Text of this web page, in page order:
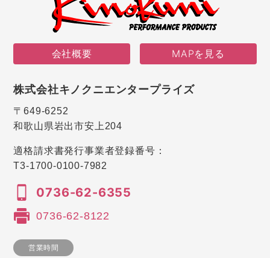
会社概要 MAPを見る
株式会社キノクニエンタープライズ
〒649-6252
和歌山県岩出市安上204
適格請求書発行事業者登録番号：
T3-1700-0100-7982
0736-62-6355
0736-62-8122
営業時間